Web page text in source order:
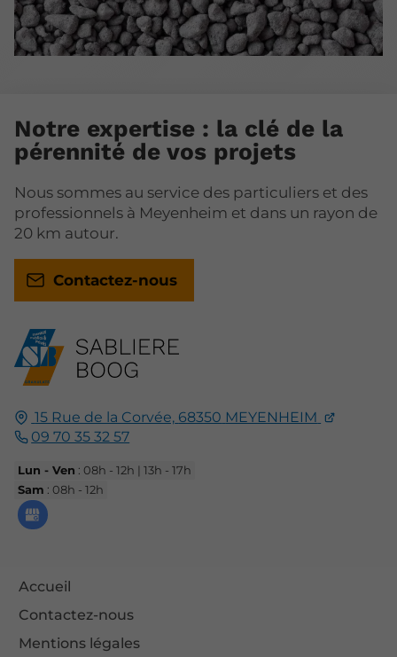
15 Rue de la Corvée, 68350 MEYENHEIM
09 70 35 32 57
Lun - Ven : 08h - 12h | 13h - 17h
Sam : 08h - 12h
Accueil
Contactez-nous
Mentions légales
Notre expertise : la clé de la
pérennité de vos projets
Nous sommes au service des particuliers et des
professionnels à Meyenheim et dans un rayon de
20 km autour.
Contactez-nous